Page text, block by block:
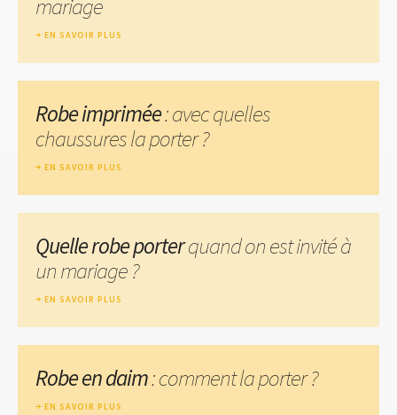
mariage
EN SAVOIR PLUS
Robe imprimée: avec quelles
chaussures la porter ?
EN SAVOIR PLUS
Quelle robe porterquand on est invité à
un mariage ?
EN SAVOIR PLUS
Robe en daim: comment la porter ?
EN SAVOIR PLUS